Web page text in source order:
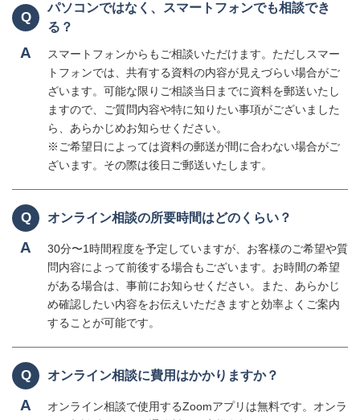
Q
パソコンではなく、スマートフォンでも相談でき
る？
A
スマートフォンからもご相談いただけます。ただしスマー
トフォンでは、共有する資料の内容が見えづらい場合がご
ざいます。可能な限りご相談当日までに資料を郵送いたし
ますので、ご質問内容や特に知りたい事項がございました
ら、あらかじめお知らせください。
※ご希望日によっては資料の郵送が間に合わない場合がご
ざいます。その際は後日ご郵送いたします。
Q オンライン相談の所要時間はどのくらい？
A
30分〜1時間程度を予定していますが、お客様のご希望や質
問内容によって前後する場合もございます。お時間の希望
がある場合は、事前にお知らせください。また、あらかじ
め確認したい内容をお伝えいただきますと効率よくご案内
することが可能です。
Q オンライン相談に費用はかかりますか？
A
オンライン相談で使用するZoomアプリは無料です。オンラ